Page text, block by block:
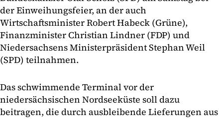
der Einweihungsfeier, an der auch
Wirtschaftsminister Robert Habeck (Grüne),
Finanzminister Christian Lindner (FDP) und
Niedersachsens Ministerpräsident Stephan Weil
(SPD) teilnahmen.
Das schwimmende Terminal vor der
niedersächsischen Nordseeküste soll dazu
beitragen, die durch ausbleibende Lieferungen aus